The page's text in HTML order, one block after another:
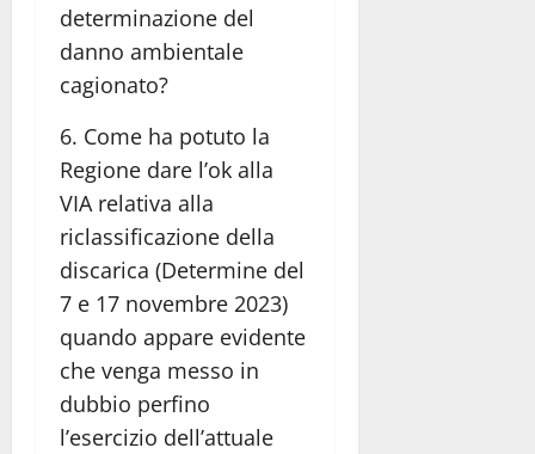
determinazione del
danno ambientale
cagionato?
6. Come ha potuto la
Regione dare l’ok alla
VIA relativa alla
riclassificazione della
discarica (Determine del
7 e 17 novembre 2023)
quando appare evidente
che venga messo in
dubbio perfino
l’esercizio dell’attuale